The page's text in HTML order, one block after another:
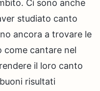
Ci sono anche
studiato canto
ancora a trovare le
come cantare nel
il loro canto
risultati